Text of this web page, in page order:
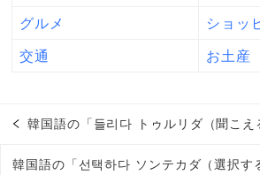
グルメ ショッ
交通 お土産
韓国語の「들리다 トゥルリダ（聞こえ
韓国語の「선택하다 ソンテカダ（選択す